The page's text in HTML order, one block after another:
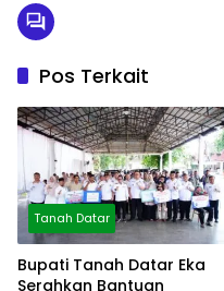
Pos Terkait
Tanah Datar
Bupati Tanah Datar Eka
Serahkan Bantuan